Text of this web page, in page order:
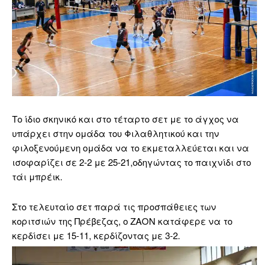
Το ίδιο σκηνικό και στο τέταρτο σετ με το άγχος να
υπάρχει στην ομάδα του Φιλαθλητικού και την
φιλοξενούμενη ομάδα να το εκμεταλλεύεται και να
ισοφαρίζει σε 2-2 με 25-21,οδηγώντας το παιχνίδι στο
τάι μπρέικ.
Στο τελευταίο σετ παρά τις προσπάθειες των
κοριτσιών της Πρέβεζας, ο ΖΑΟΝ κατάφερε να το
κερδίσει με 15-11, κερδίζοντας με 3-2.